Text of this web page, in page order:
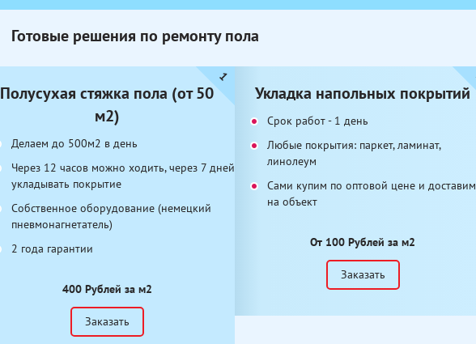
Готовые решения по ремонту пола
Полусухая стяжка пола (от 50
м2)
Делаем до 500м2 в день
Через 12 часов можно ходить, через 7 дней
укладывать покрытие
Собственное оборудование (немецкий
пневмонагнетатель)
2 года гарантии
400 Рублей за м2
Заказать
Укладка напольных покрытий
Срок работ - 1 день
Любые покрытия: паркет, ламинат,
линолеум
Сами купим по оптовой цене и доставим
на объект
От 100 Рублей за м2
Заказать